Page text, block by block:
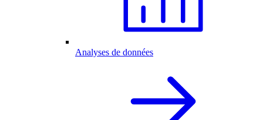
Analyses de données